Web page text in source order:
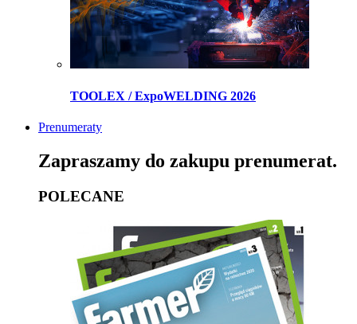
TOOLEX / ExpoWELDING 2026
Prenumeraty
Zapraszamy do zakupu prenumerat.
POLECANE